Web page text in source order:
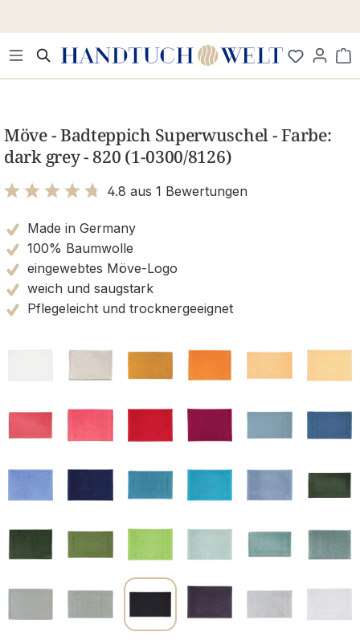
Möve - Badteppich Superwuschel - Farbe:
dark grey - 820 (1-0300/8126)
4.8 aus 1 Bewertungen
Made in Germany
100% Baumwolle
eingewebtes Möve-Logo
weich und saugstark
Pflegeleicht und trocknergeeignet